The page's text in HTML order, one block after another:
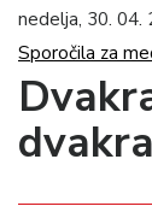
nedelja, 30. 04.
Sporočila za